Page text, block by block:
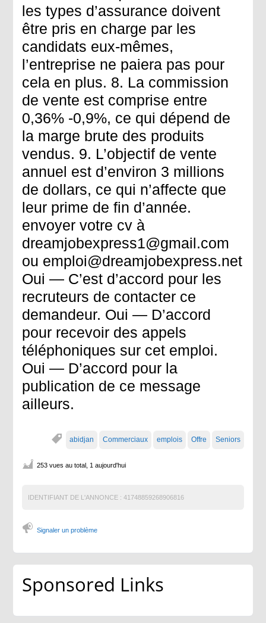
les types d’assurance doivent
être pris en charge par les
candidats eux-mêmes,
l’entreprise ne paiera pas pour
cela en plus. 8. La commission
de vente est comprise entre
0,36% -0,9%, ce qui dépend de
la marge brute des produits
vendus. 9. L’objectif de vente
annuel est d’environ 3 millions
de dollars, ce qui n’affecte que
leur prime de fin d’année.
envoyer votre cv à
dreamjobexpress1@gmail.com
ou emploi@dreamjobexpress.net
Oui — C’est d’accord pour les
recruteurs de contacter ce
demandeur. Oui — D’accord
pour recevoir des appels
téléphoniques sur cet emploi.
Oui — D’accord pour la
publication de ce message
ailleurs.
abidjan Commerciaux emplois Offre Seniors
253 vues au total, 1 aujourd'hui
IDENTIFIANT DE L'ANNONCE : 41748859268906816
Signaler un problème
Sponsored Links